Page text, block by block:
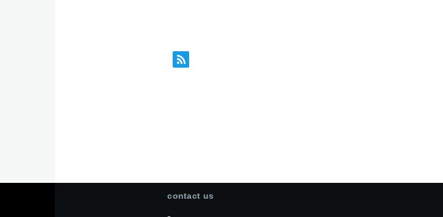
contact us